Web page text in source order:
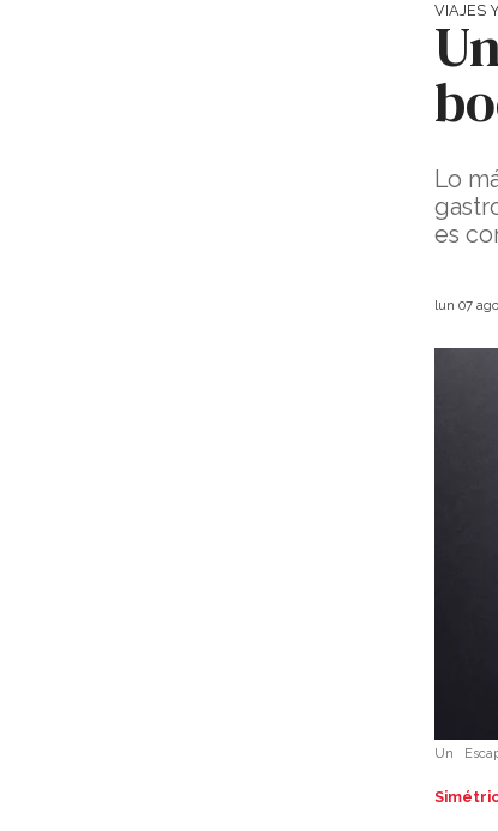
VIAJES
Lo
es
lun 07
Un